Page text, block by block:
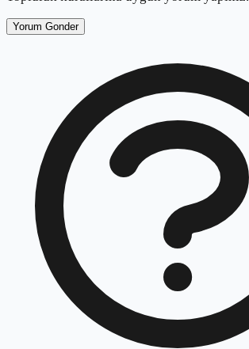
Yorum Gonder